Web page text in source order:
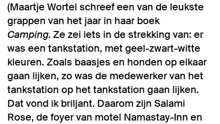
(Maartje Wortel schreef een van de leukste
grappen van het jaar in haar boek
Camping.Ze zei iets in de strekking van: er
was een tankstation, met geel-zwart-witte
kleuren. Zoals baasjes en honden op elkaar
gaan lijken, zo was de medewerker van het
tankstation op het tankstation gaan lijken.
Dat vond ik briljant. Daarom zijn Salami
Rose, de foyer van motel Namastay-Inn en